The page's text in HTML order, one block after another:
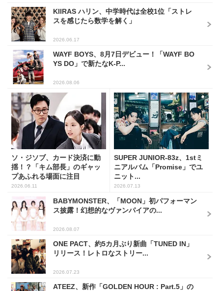
KIIRAS ハリン、中学時代は全校1位「ストレ
スを感じたら数学を解く」
2026.06.17
WAYF BOYS、8月7日デビュー！「WAYF BO
YS DO」で新たなK-P...
2026.08.06
ソ・ジソブ、カード決済に動
揺！？「キム部長」のギャッ
プあふれる場面に注目
2026.06.11
SUPER JUNIOR-83z、1stミ
ニアルバム「Promise」でユ
ニット...
2026.07.13
BABYMONSTER、「MOON」初パフォーマン
ス披露！幻想的なヴァンパイアの...
2026.08.07
ONE PACT、約5カ月ぶり新曲「TUNED IN」
リリース！レトロなストリー...
2026.07.23
ATEEZ、新作「GOLDEN HOUR : Part.5」の